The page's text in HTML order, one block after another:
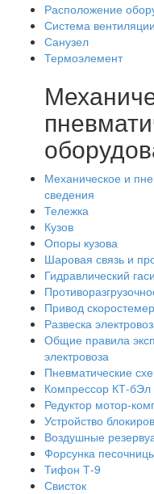
Расположение
Система вентиляции
Санузел
Термоэлемент
Механическое и
сведения
Тележка
Кузов
Опоры кузова
Шаровая связь и
Гидравлический
Привод
Развеска
Общие правила
электровоза
Пневматические
Компрессор КТ-бЭл
Редуктор мотор-
Устройство
Воздушные
Форсунка
Тифон Т-9
Свисток